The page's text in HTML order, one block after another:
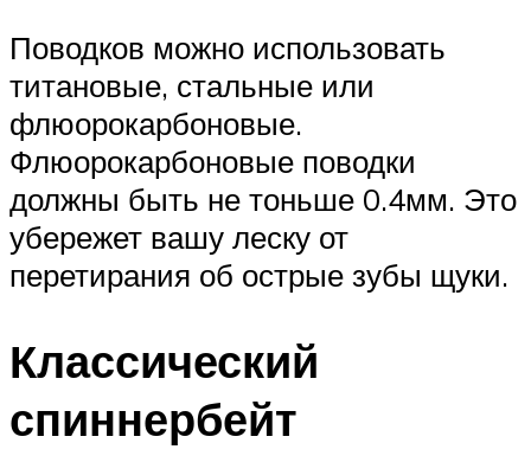
Поводков можно использовать
титановые, стальные или
флюорокарбоновые.
Флюорокарбоновые поводки
должны быть не тоньше 0.4мм. Это
убережет вашу леску от
перетирания об острые зубы щуки.
Классический
спиннербейт